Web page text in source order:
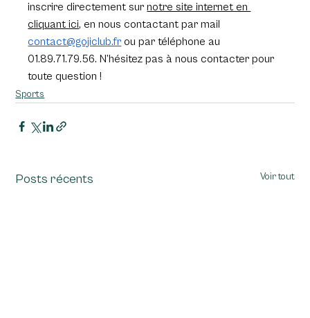
inscrire directement sur notre site internet en
cliquant ici, en nous contactant par mail
contact@gojiclub.fr ou par téléphone au
01.89.71.79.56. N’hésitez pas à nous contacter pour
toute question !
Sports
Posts récents Voir tout